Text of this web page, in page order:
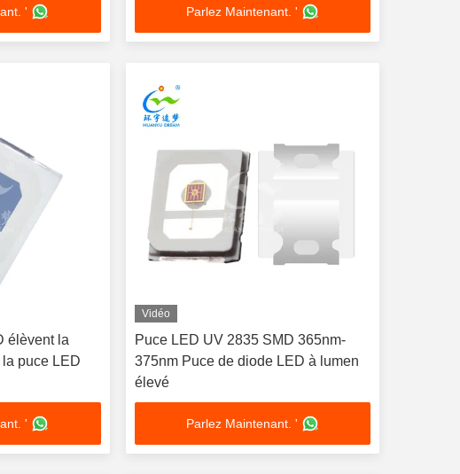
' Parlez Maintenant. '
élèvent la
puce LED
'
Vidéo
Puce LED UV 2835 SMD 365nm-
375nm Puce de diode LED à lumen
élevé
Parlez Maintenant. '